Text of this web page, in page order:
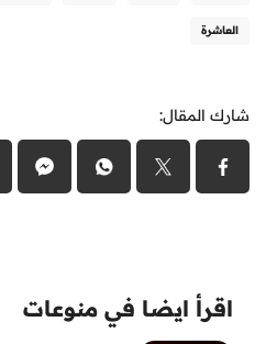
العاشرة
شارك المقال:
اقرأ ايضا في منوعات